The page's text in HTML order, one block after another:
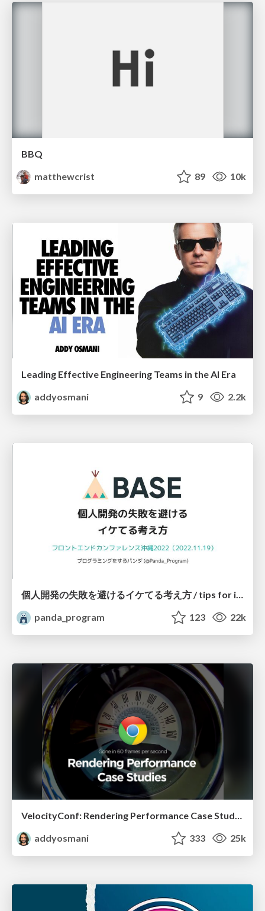
BBQ
matthewcrist
89 10k
Leading Effective Engineering Teams in the AI Era
addyosmani
9 2.2k
個人開発の失敗を避けるイケてる考え方 / tips for indie hackers
panda_program
123 22k
VelocityConf: Rendering Performance Case Studies
addyosmani
333 25k